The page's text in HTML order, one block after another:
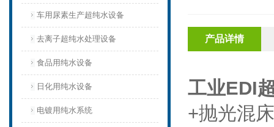
产品详情
工业EDI
+抛光混
车用尿素生产超纯水设备
去离子超纯水处理设备
食品用纯水设备
日化用纯水设备
电镀用纯水系统